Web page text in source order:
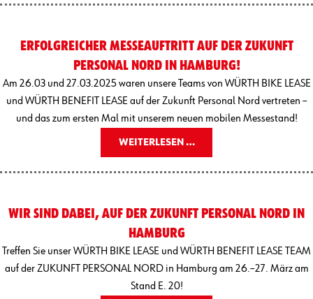
ERFOLGREICHER MESSEAUFTRITT AUF DER ZUKUNFT
PERSONAL NORD IN HAMBURG!
Am 26.03 und 27.03.2025 waren unsere Teams von WÜRTH BIKE LEASE
und WÜRTH BENEFIT LEASE auf der Zukunft Personal Nord vertreten –
und das zum ersten Mal mit unserem neuen mobilen Messestand!
WEITERLESEN …
WIR SIND DABEI, AUF DER ZUKUNFT PERSONAL NORD IN
HAMBURG
Treffen Sie unser WÜRTH BIKE LEASE und WÜRTH BENEFIT LEASE TEAM
auf der ZUKUNFT PERSONAL NORD in Hamburg am 26.–27. März am
Stand E. 20!